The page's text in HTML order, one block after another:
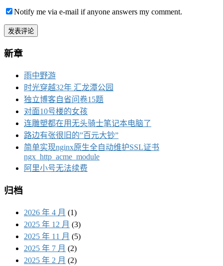
Notify me via e-mail if anyone answers my comment.
新章
雨中野游
时光穿越32年 汇龙潭公园
独立博客自省问卷15题
对面10号楼的女孩
连雕塑都在用无头骑士笔记本电脑了
路边有张很旧的”百元大钞”
简单实现nginx原生全自动维护SSL证书
ngx_http_acme_module
阿里小号无法续费
归档
2026 年 4 月 (1)
2025 年 12 月 (3)
2025 年 11 月 (5)
2025 年 7 月 (2)
2025 年 2 月 (2)